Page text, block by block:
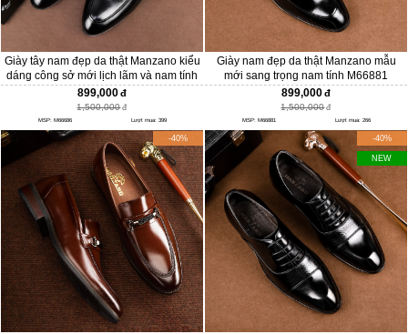
Giày tây nam đẹp da thật Manzano kiểu
dáng công sở mới lịch lãm và nam tính
M66686
899,000
1,500,000
MSP: M66686 Lượt mua: 399
Giày nam đẹp da thật Manzano mẫu
mới sang trọng nam tính M66881
899,000
1,500,000
MSP: M66881 Lượt mua: 266
-40% -40%
NEW